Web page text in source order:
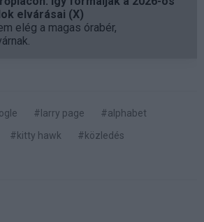
elvárásai (X)
elég a magas órabér,
#larry page
#alphabet
#kitty hawk
#közledés